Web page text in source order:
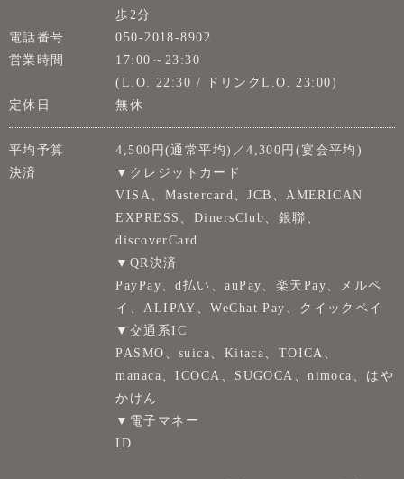
歩2分
電話番号
050-2018-8902
営業時間
17:00～23:30
(L.O. 22:30 / ドリンクL.O. 23:00)
定休日
無休
平均予算
4,500円(通常平均)／4,300円(宴会平均)
決済
▼クレジットカード
VISA、Mastercard、JCB、AMERICAN
EXPRESS、DinersClub、銀聯、
discoverCard
▼QR決済
PayPay、d払い、auPay、楽天Pay、メルペ
イ、ALIPAY、WeChat Pay、クイックペイ
▼交通系IC
PASMO、suica、Kitaca、TOICA、
manaca、ICOCA、SUGOCA、nimoca、はや
かけん
▼電子マネー
ID